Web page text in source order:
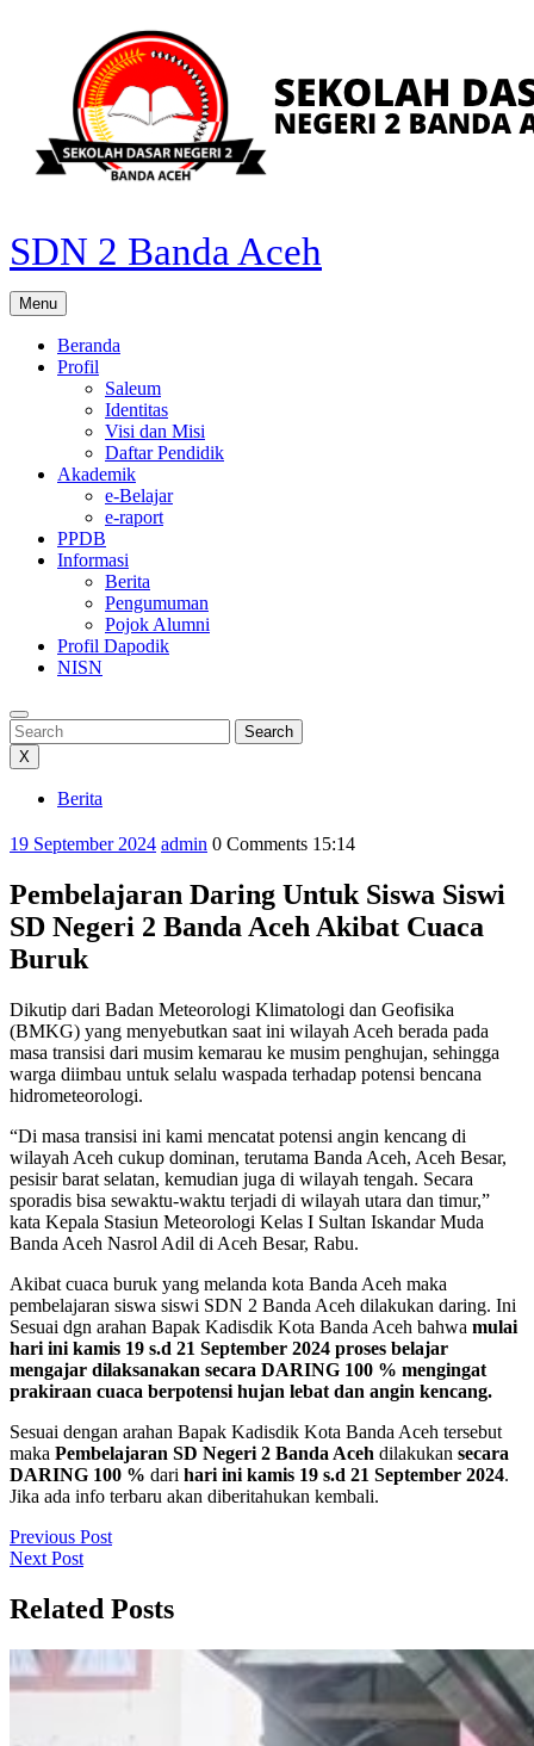
SDN 2 Banda Aceh
Menu
Beranda
Profil
Saleum
Identitas
Visi dan Misi
Daftar Pendidik
Akademik
e-Belajar
e-raport
PPDB
Informasi
Berita
Pengumuman
Pojok Alumni
Profil Dapodik
NISN
Search
Search
X
Berita
Category
19 September 202419
2024
admin admin
0 Comments 15:14
Pembelajaran Daring Untuk Siswa Siswi
SD Negeri 2 Banda Aceh Akibat Cuaca
Buruk
Dikutip dari Badan Meteorologi Klimatologi dan Geofisika
(BMKG) yang menyebutkan saat ini wilayah Aceh berada pada
masa transisi dari musim kemarau ke musim penghujan, sehingga
warga diimbau untuk selalu waspada terhadap potensi bencana
hidrometeorologi.
“Di masa transisi ini kami mencatat potensi angin kencang di
wilayah Aceh cukup dominan, terutama Banda Aceh, Aceh Besar,
pesisir barat selatan, kemudian juga di wilayah tengah. Secara
sporadis bisa sewaktu-waktu terjadi di wilayah utara dan timur,”
kata Kepala Stasiun Meteorologi Kelas I Sultan Iskandar Muda
Banda Aceh Nasrol Adil di Aceh Besar, Rabu.
Akibat cuaca buruk yang melanda kota Banda Aceh maka
pembelajaran siswa siswi SDN 2 Banda Aceh dilakukan daring. Ini
Sesuai dgn arahan Bapak Kadisdik Kota Banda Aceh bahwa mulai
hari ini kamis 19 s.d 21 September 2024 proses belajar
mengajar dilaksanakan secara DARING 100 % mengingat
prakiraan cuaca berpotensi hujan lebat dan angin kencang.
Sesuai dengan arahan Bapak Kadisdik Kota Banda Aceh tersebut
maka Pembelajaran SD Negeri 2 Banda Aceh dilakukan secara
DARING 100 % dari hari ini kamis 19 s.d 21 September 2024.
Jika ada info terbaru akan diberitahukan kembali.
Navigasi
pos
Previous PostPrevious
Next PostNext
Related Posts